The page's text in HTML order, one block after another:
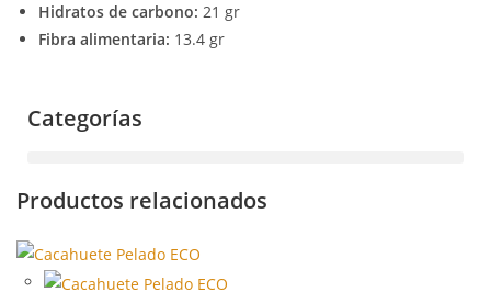
Hidratos de carbono: 21 gr
Fibra alimentaria: 13.4 gr
Categorías
Productos relacionados